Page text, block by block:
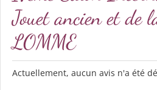
Jouet ancien et de
LOMME
Actuellement, aucun avis n'a été